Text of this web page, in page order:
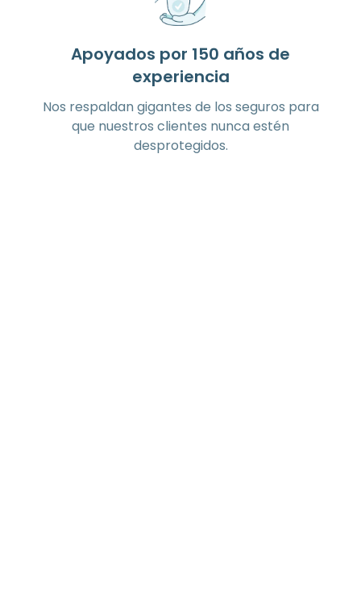
Apoyados por 150 años de
experiencia
Nos respaldan gigantes de los seguros para
que nuestros clientes nunca estén
desprotegidos.